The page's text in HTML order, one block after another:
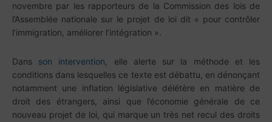
novembre par les rapporteurs de la Commission des lois de
l’Assemblée nationale sur le projet de loi dit « pour contrôler
l’immigration, améliorer l’intégration ».
Dans son intervention , elle alerte sur la méthode et les
conditions dans lesquelles ce texte est débattu, en dénonçant
notamment une inflation législative délétère en matière de
droit des étrangers, ainsi que l’économie générale de ce
nouveau projet de loi, qui marque un très net recul des droits